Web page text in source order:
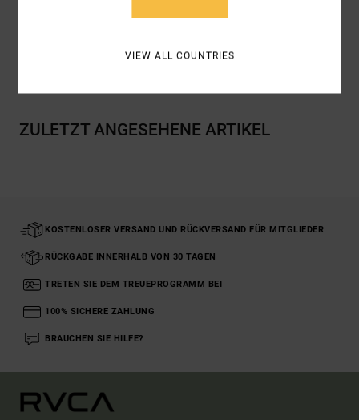
Versand & Rückversand
ZULETZT ANGESEHENE ARTIKEL
KOSTENLOSER VERSAND UND RÜCKVERSAND FÜR MITGLIEDER
RÜCKGABE INNERHALB VON 30 TAGEN
TRETEN SIE DEM TREUEPROGRAMM BEI
100% SICHERE ZAHLUNG
BRAUCHEN SIE HILFE?
VIEW ALL COUNTRIES